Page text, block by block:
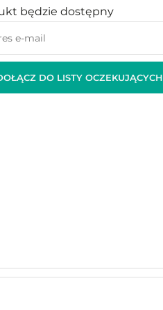
będzie dostępny
DO LISTY OCZEKUJĄCYCH